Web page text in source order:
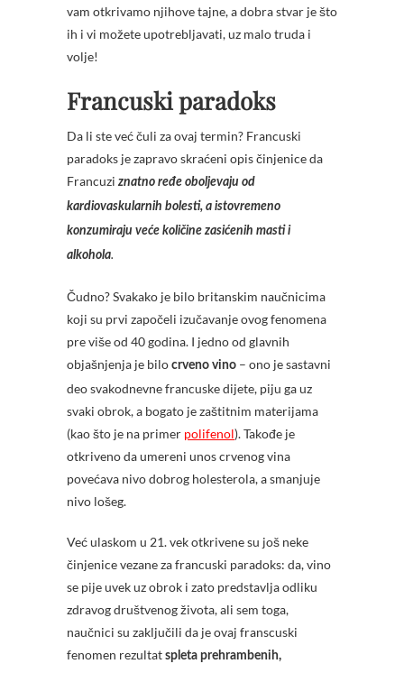
vam otkrivamo njihove tajne, a dobra stvar je što
ih i vi možete upotrebljavati, uz malo truda i
volje!
Francuski paradoks
Da li ste već čuli za ovaj termin? Francuski
paradoks je zapravo skraćeni opis činjenice da
Francuzi znatno ređe oboljevaju od
kardiovaskularnih bolesti, a istovremeno
konzumiraju veće količine zasićenih masti i
alkohola.
Čudno? Svakako je bilo britanskim naučnicima
koji su prvi započeli izučavanje ovog fenomena
pre više od 40 godina. I jedno od glavnih
objašnjenja je bilo crveno vino – ono je sastavni
deo svakodnevne francuske dijete, piju ga uz
svaki obrok, a bogato je zaštitnim materijama
(kao što je na primer polifenol). Takođe je
otkriveno da umereni unos crvenog vina
povećava nivo dobrog holesterola, a smanjuje
nivo lošeg.
Već ulaskom u 21. vek otkrivene su još neke
činjenice vezane za francuski paradoks: da, vino
se pije uvek uz obrok i zato predstavlja odliku
zdravog društvenog života, ali sem toga,
naučnici su zaključili da je ovaj franscuski
fenomen rezultat spleta prehrambenih,